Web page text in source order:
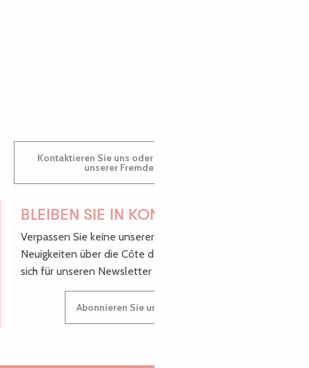
Kontaktieren Sie uns oder besuchen Sie uns in einem
unserer Fremdenverkehrsbüros.
BLEIBEN SIE IN KONTAKT!
Verpassen Sie keine unserer guten Tipps und
Neuigkeiten über die Côte de Granit Rose, melden Sie
sich für unseren Newsletter an.
Abonnieren Sie unseren Newsletter